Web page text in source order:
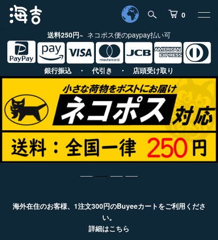
0
送料250円~ ネコポス便のpaypay払い可
銀行振込 ・ 代引き ・ 店頭受け取り
海外在住のお客様、1注文300円のBuyeeカートをご利用くださ
い。
詳細はこちら